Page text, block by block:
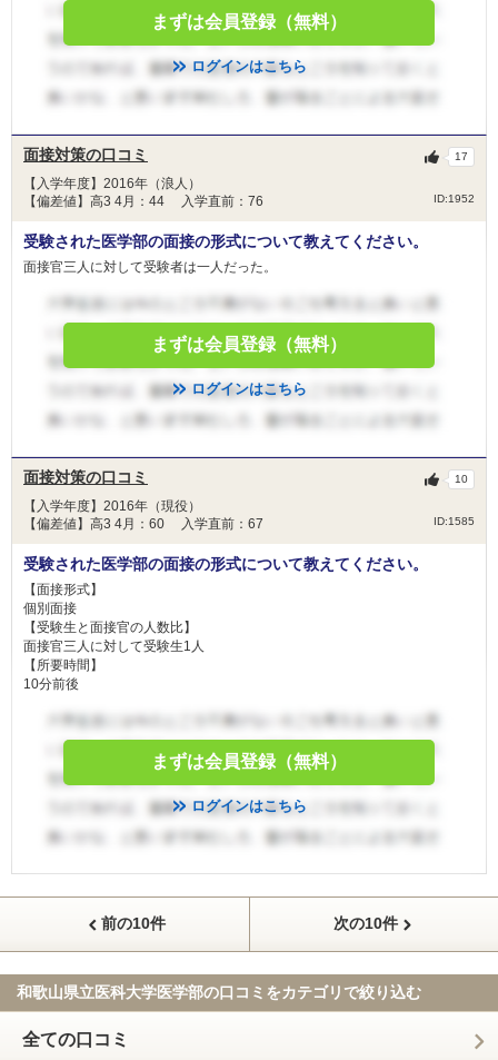
まずは会員登録（無料）
ログインはこちら
面接対策の口コミ
【入学年度】2016年（浪人）
【偏差値】高3 4月：44 入学直前：76
ID:1952
17
受験された医学部の面接の形式について教えてください。
面接官三人に対して受験者は一人だった。
まずは会員登録（無料）
ログインはこちら
面接対策の口コミ
【入学年度】2016年（現役）
【偏差値】高3 4月：60 入学直前：67
ID:1585
10
受験された医学部の面接の形式について教えてください。
【面接形式】
個別面接
【受験生と面接官の人数比】
面接官三人に対して受験生1人
【所要時間】
10分前後
まずは会員登録（無料）
ログインはこちら
前の10件 次の10件
和歌山県立医科大学医学部の口コミをカテゴリで絞り込む
全ての口コミ